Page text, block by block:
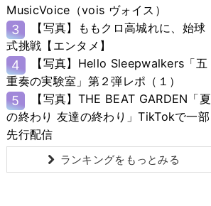
MusicVoice（vois ヴォイス）
3
【写真】ももクロ高城れに、始球
式挑戦【エンタメ】
4
【写真】Hello Sleepwalkers「五
重奏の実験室」第２弾レポ（１）
5
【写真】THE BEAT GARDEN「夏
の終わり 友達の終わり」TikTokで一部
先行配信
ランキングをもっとみる